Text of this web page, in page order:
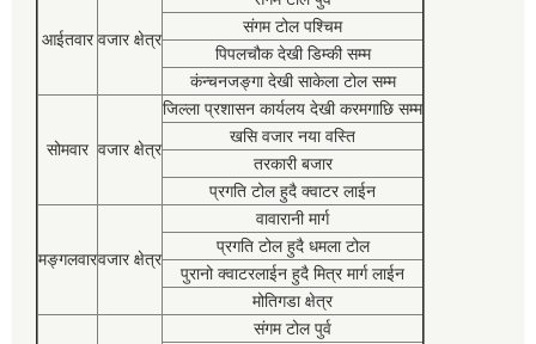
आईतवार वजार क्षेत्र
संगम टोल पश्चिम
पिपलचौक देखी डिम्की सम्म
कंन्चनजङ्गा देखी साकेला टोल सम्म
सोमवार वजार क्षेत्र
जिल्ला प्रशासन कार्यलय देखी करमगाछि सम्म
खसि वजार नया वस्ति
तरकारी बजार
प्रगति टोल हुदै क्वाटर लाईन
मङ्गलवारवजार क्षेत्र
वावारानी मार्ग
प्रगति टोल हुदै धमला टोल
पुरानो क्वाटरलाईन हुदै मित्र मार्ग लाईन
मोतिगडा क्षेत्र
संगम टोल पुर्व